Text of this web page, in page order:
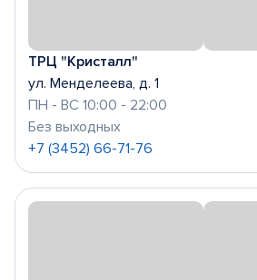
ТРЦ "Кристалл"
ул. Менделеева, д. 1
ПН - ВС 10:00 - 22:00
Без выходных
+7 (3452) 66-71-76